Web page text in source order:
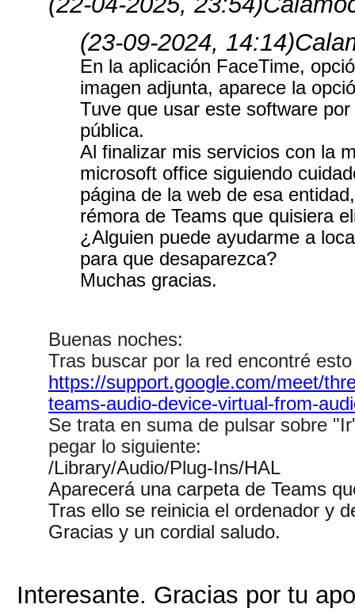
(23-09-2024, 14:14)
En la aplicación FaceTime,
imagen adjunta, aparece la
Tuve que usar este software
pública.
Al finalizar mis servicios con la
microsoft office siguiendo
página de la web de esa
rémora de Teams que quisiera
¿Alguien puede ayudarme a
para que desaparezca?
Muchas gracias.
Buenas noches:
Tras buscar por la red encontré
https://support.google.com/meet/
teams-audio-device-virtual-from-
Se trata en suma de pulsar sobre
pegar lo siguiente:
/Library/Audio/Plug-Ins/HAL
Aparecerá una carpeta de Teams
Tras ello se reinicia el ordenador y
Gracias y un cordial saludo.
Interesante. Gracias por tu